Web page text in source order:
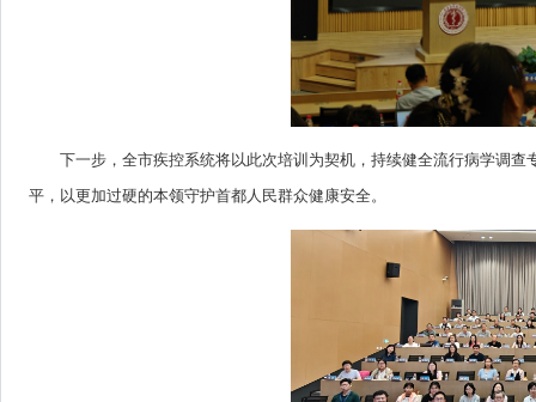
下一步，全市疾控系统将以此次培训为契机，持续健全流行病学调
平，以更加过硬的本领守护首都人民群众健康安全。